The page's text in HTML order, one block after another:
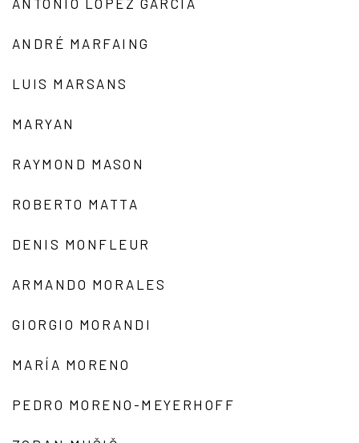
ANDRÉ MARFAING
LUIS MARSANS
MARYAN
RAYMOND MASON
ROBERTO MATTA
DENIS MONFLEUR
ARMANDO MORALES
GIORGIO MORANDI
MARÍA MORENO
PEDRO MORENO-MEYERHOFF